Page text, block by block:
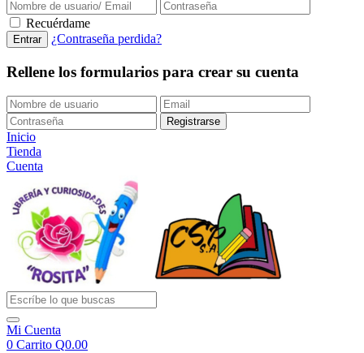
Recuérdame
¿Contraseña perdida?
Rellene los formularios para crear su cuenta
Inicio
Tienda
Cuenta
Mi Cuenta
0 Carrito Q0.00